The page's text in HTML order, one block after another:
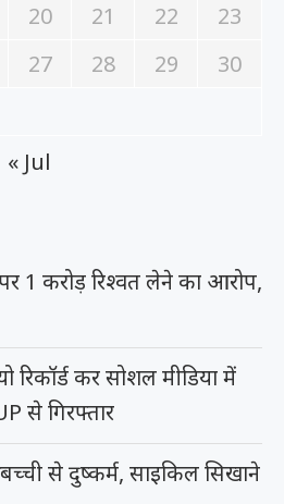
20 21 22
23
27 28 29
30
« Jul
1 करोड़ रिश्वत लेने का आरोप,
रिकॉर्ड कर सोशल मीडिया में
से गिरफ्तार
से दुष्कर्म, साइकिल सिखाने